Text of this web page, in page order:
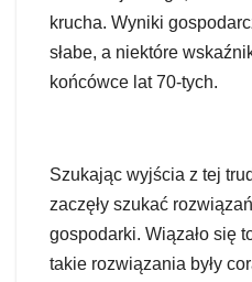
krucha. Wyniki
słabe, a niektóre
końcówce lat 70-tych.
Szukając wyjścia z tej
zaczęły szukać
gospodarki. Wiązało się
takie rozwiązania były